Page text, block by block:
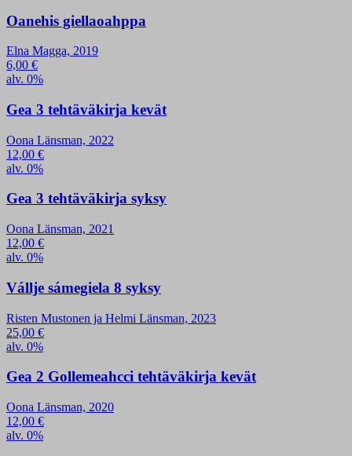
Oanehis giellaoahppa
Elna Magga, 2019
6,00 €
alv. 0%
Gea 3 tehtäväkirja kevät
Oona Länsman, 2022
12,00 €
alv. 0%
Gea 3 tehtäväkirja syksy
Oona Länsman, 2021
12,00 €
alv. 0%
Vállje sámegiela 8 syksy
Risten Mustonen ja Helmi Länsman, 2023
25,00 €
alv. 0%
Gea 2 Gollemeahcci tehtäväkirja kevät
Oona Länsman, 2020
12,00 €
alv. 0%